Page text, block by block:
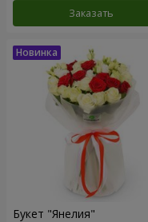
Заказать
Букет "Янелия"